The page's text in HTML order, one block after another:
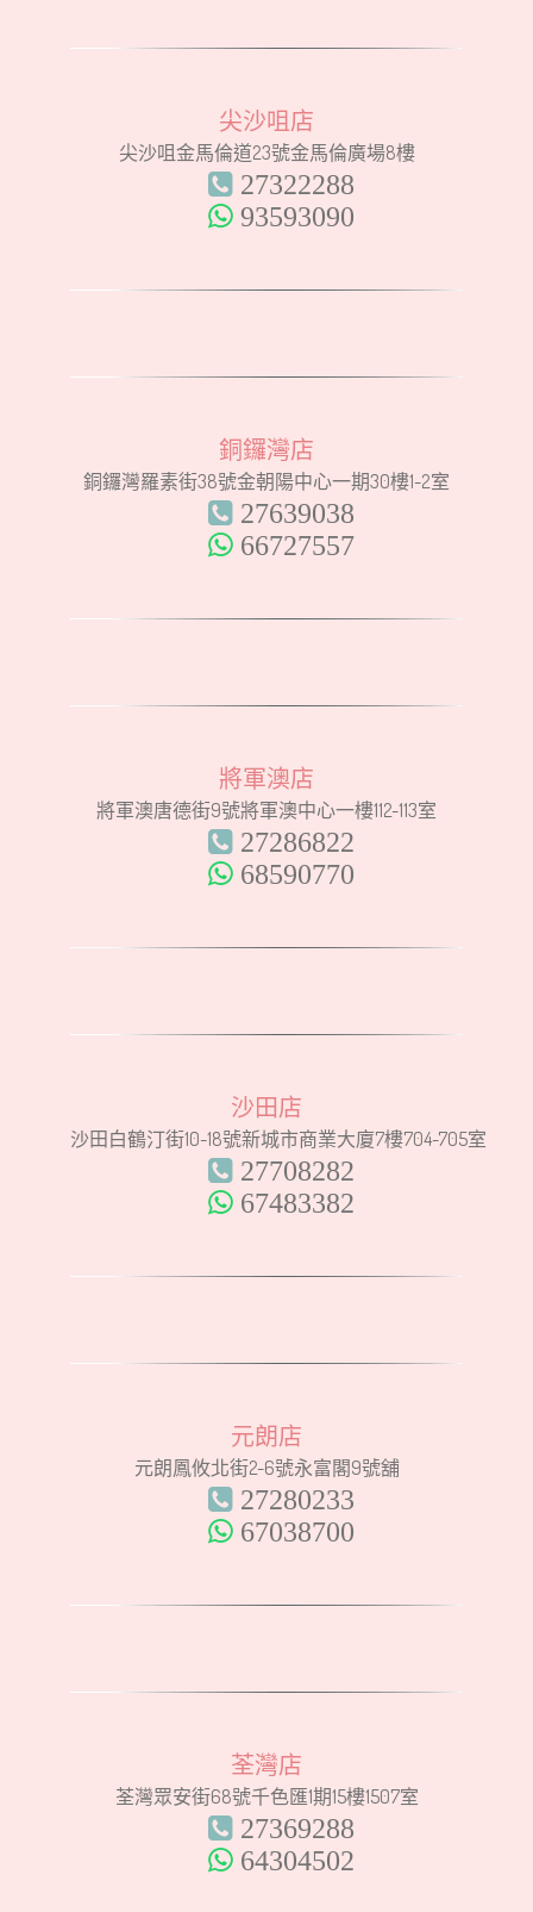
尖沙咀店
尖沙咀金馬倫道23號金馬倫廣場8樓
27322288
93593090
銅鑼灣店
銅鑼灣羅素街38號金朝陽中心一期30樓1-2室
27639038
66727557
將軍澳店
將軍澳唐德街9號將軍澳中心一樓112-113室
27286822
68590770
沙田店
沙田白鶴汀街10-18號新城市商業大廈7樓704-705室
27708282
67483382
元朗店
元朗鳳攸北街2-6號永富閣9號舖
27280233
67038700
荃灣店
荃灣眾安街68號千色匯1期15樓1507室
27369288
64304502